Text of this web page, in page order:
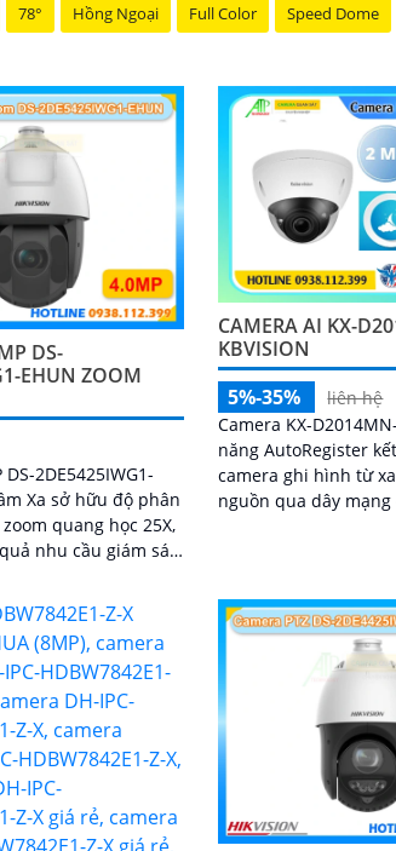
78° Hồng Ngoại Full Color Speed Dome
DS-
EHUN ZOOM
2DE5425IWG1-
Xa sở hữu độ phân
quang học 25X,
nhu cầu giám sát
CAMERA AI KX-
KBVISION
5%-35%
liên hệ
Camera KX-
năng AutoRegister
camera ghi hình từ xa
nguồn qua dây
phát hiện lãng vãng